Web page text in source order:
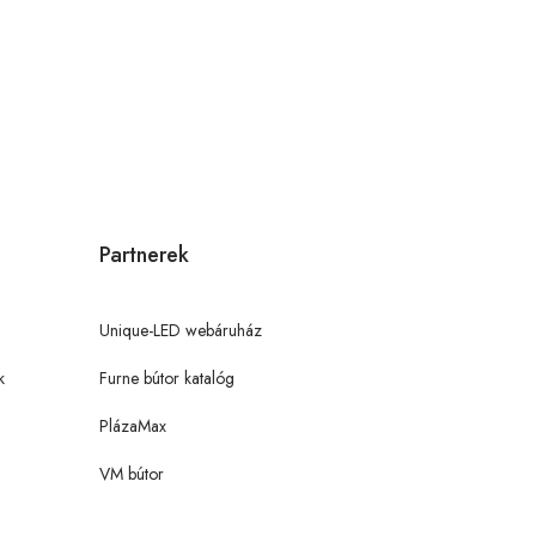
Partnerek
Unique-LED webáruház
Furne bútor katalóg
PlázaMax
VM bútor